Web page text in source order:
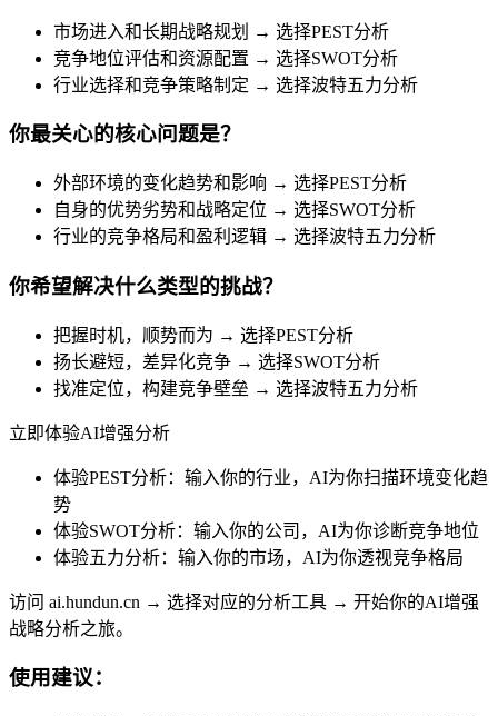
市场进入和长期战略规划 → 选择PEST分析
竞争地位评估和资源配置 → 选择SWOT分析
行业选择和竞争策略制定 → 选择波特五力分析
你最关心的核心问题是？
外部环境的变化趋势和影响 → 选择PEST分析
自身的优势劣势和战略定位 → 选择SWOT分析
行业的竞争格局和盈利逻辑 → 选择波特五力分析
你希望解决什么类型的挑战？
把握时机，顺势而为 → 选择PEST分析
扬长避短，差异化竞争 → 选择SWOT分析
找准定位，构建竞争壁垒 → 选择波特五力分析
立即体验AI增强分析
体验PEST分析：输入你的行业，AI为你扫描环境变化趋
势
体验SWOT分析：输入你的公司，AI为你诊断竞争地位
体验五力分析：输入你的市场，AI为你透视竞争格局
访问 ai.hundun.cn → 选择对应的分析工具 → 开始你的AI增强
战略分析之旅。
使用建议：